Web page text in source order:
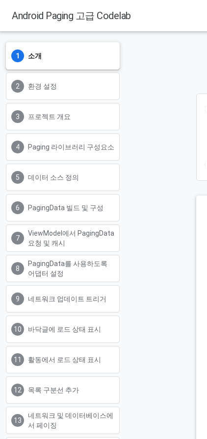
Android Paging 고급 Codelab
소개
환경 설정
프로젝트 개요
Paging 라이브러리 구성요소
데이터 소스 정의
PagingData 빌드 및 구성
ViewModel에서 PagingData
요청 및 캐시
PagingData를 사용하도록
어댑터 설정
네트워크 업데이트 트리거
바닥글에 로드 상태 표시
활동에서 로드 상태 표시
목록 구분선 추가
네트워크 및 데이터베이스에
서 페이징